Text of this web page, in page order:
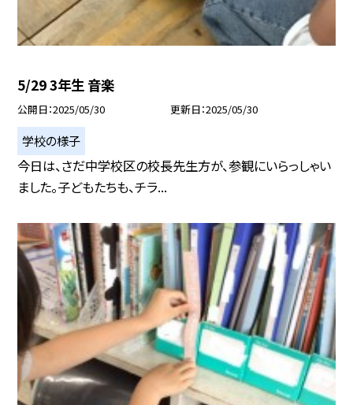
5/29 3年生 音楽
公開日 2025/05/30 更新日 2025/05/30
学校の様子
今日は、さだ中学校区の校長先生方が、参観にいらっしゃい
ました。子どもたちも、チラ...